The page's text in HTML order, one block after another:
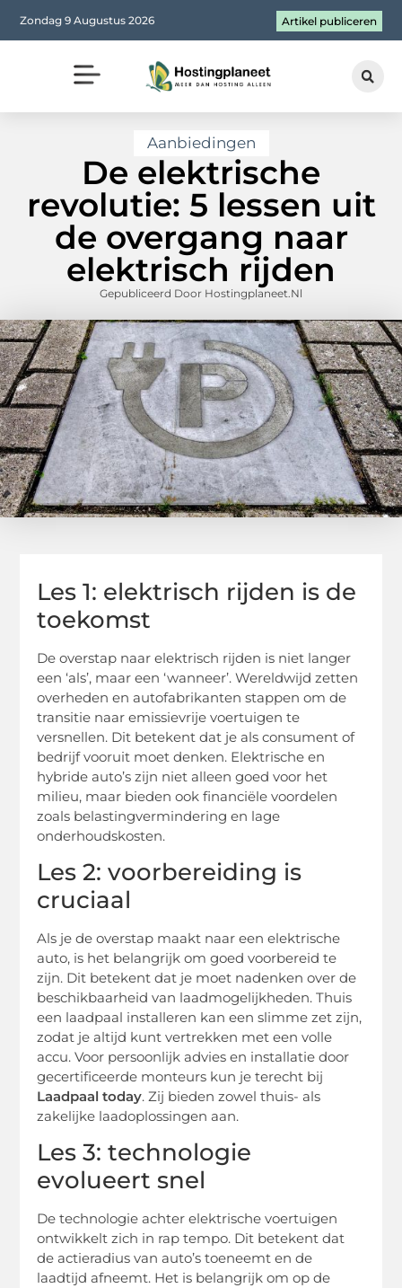
Zondag 9 Augustus 2026 Artikel publiceren
Aanbiedingen
De elektrische
revolutie: 5 lessen uit
de overgang naar
elektrisch rijden
Gepubliceerd Door Hostingplaneet.nl
Les 1: elektrisch rijden is de
toekomst
De overstap naar elektrisch rijden is niet langer
een ‘als’, maar een ‘wanneer’. Wereldwijd zetten
overheden en autofabrikanten stappen om de
transitie naar emissievrije voertuigen te
versnellen. Dit betekent dat je als consument of
bedrijf vooruit moet denken. Elektrische en
hybride auto’s zijn niet alleen goed voor het
milieu, maar bieden ook financiële voordelen
zoals belastingvermindering en lage
onderhoudskosten.
Les 2: voorbereiding is
cruciaal
Als je de overstap maakt naar een elektrische
auto, is het belangrijk om goed voorbereid te
zijn. Dit betekent dat je moet nadenken over de
beschikbaarheid van laadmogelijkheden. Thuis
een laadpaal installeren kan een slimme zet zijn,
zodat je altijd kunt vertrekken met een volle
accu. Voor persoonlijk advies en installatie door
gecertificeerde monteurs kun je terecht bij
Laadpaal today. Zij bieden zowel thuis- als
zakelijke laadoplossingen aan.
Les 3: technologie
evolueert snel
De technologie achter elektrische voertuigen
ontwikkelt zich in rap tempo. Dit betekent dat
de actieradius van auto’s toeneemt en de
laadtijd afneemt. Het is belangrijk om op de